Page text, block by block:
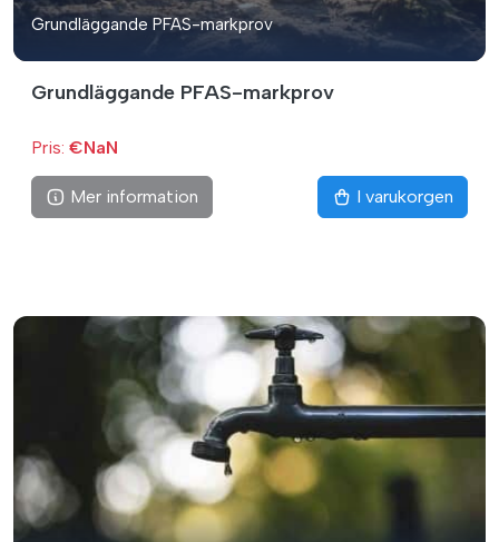
Grundläggande PFAS-markprov
Grundläggande PFAS-markprov
Pris: €NaN
Mer information I varukorgen